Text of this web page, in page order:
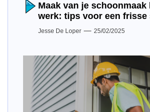
Maak van je schoonmaak
werk: tips voor een frisse
Jesse De Loper 25/02/2025